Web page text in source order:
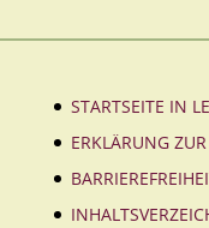
STARTSEITE IN
ERKLÄRUNG